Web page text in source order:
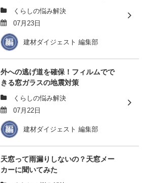
くらしの悩み解決
07月23日
建材ダイジェスト 編集部
外への逃げ道を確保！フィルムでで
きる窓ガラスの地震対策
くらしの悩み解決
07月22日
建材ダイジェスト 編集部
天窓って雨漏りしないの？天窓メー
カーに聞いてみた